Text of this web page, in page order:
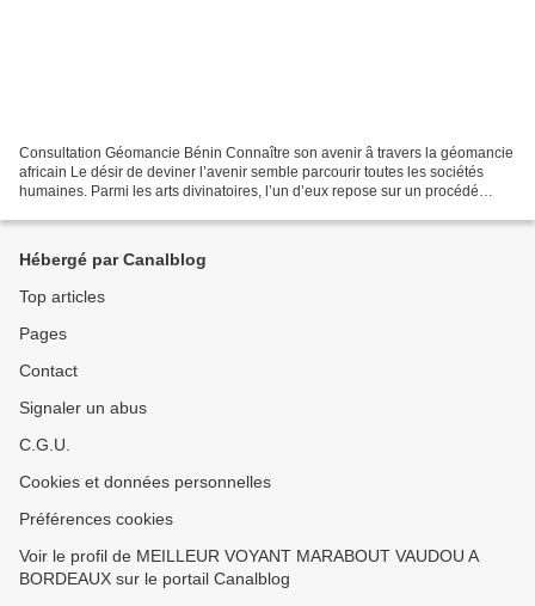
Consultation Géomancie Bénin Connaître son avenir â travers la géomancie
africain Le désir de deviner l’avenir semble parcourir toutes les sociétés
humaines. Parmi les arts divinatoires, l’un d’eux repose sur un procédé
Hébergé par Canalblog
Top articles
Pages
Contact
Signaler un abus
C.G.U.
Cookies et données personnelles
Préférences cookies
Voir le profil de MEILLEUR VOYANT MARABOUT VAUDOU A
BORDEAUX sur le portail Canalblog